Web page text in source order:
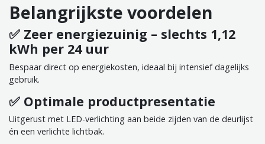
Belangrijkste voordelen
✅ Zeer energiezuinig – slechts 1,12
kWh per 24 uur
Bespaar direct op energiekosten, ideaal bij intensief dagelijks
gebruik.
✅ Optimale productpresentatie
Uitgerust met LED-verlichting aan beide zijden van de deurlijst
én een verlichte lichtbak.